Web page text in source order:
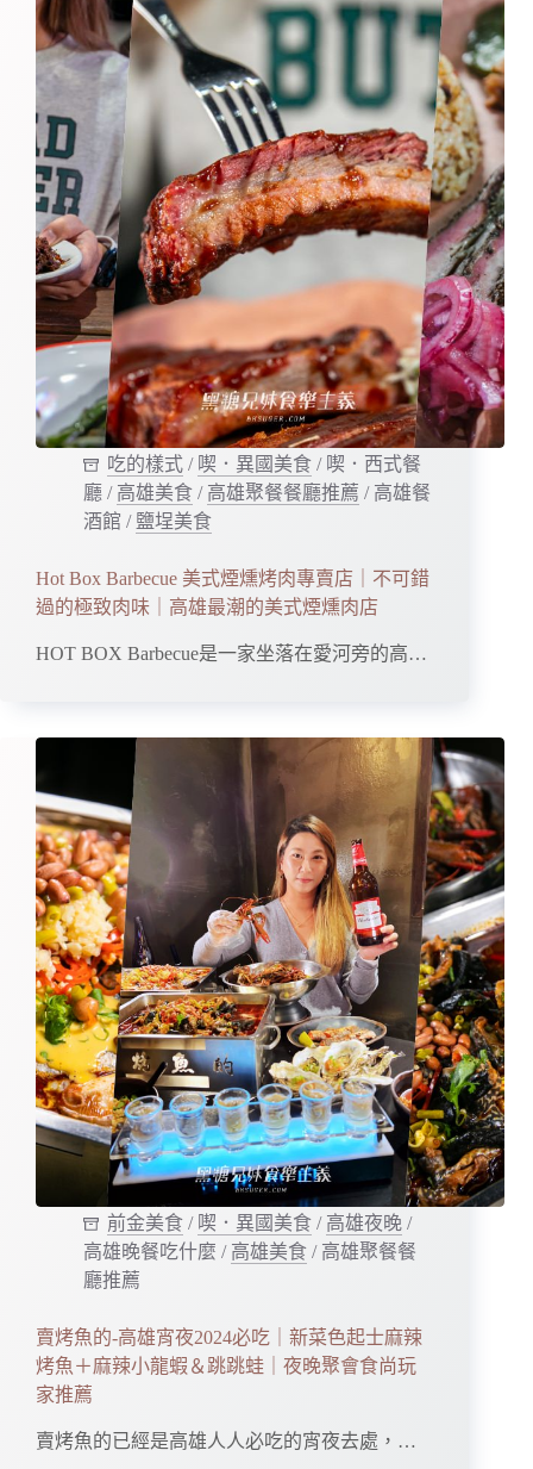
吃的樣式 / 喫．異國美食 / 喫．西式餐
廳 / 高雄美食 / 高雄聚餐餐廳推薦 / 高雄餐
酒館 / 鹽埕美食
Hot Box Barbecue 美式煙燻烤肉專賣店｜不可錯
過的極致肉味｜高雄最潮的美式煙燻肉店
HOT BOX Barbecue是一家坐落在愛河旁的高…
前金美食 / 喫．異國美食 / 高雄夜晚 /
高雄晚餐吃什麼 / 高雄美食 / 高雄聚餐餐
廳推薦
賣烤魚的-高雄宵夜2024必吃｜新菜色起士麻辣
烤魚＋麻辣小龍蝦＆跳跳蛙｜夜晚聚會食尚玩
家推薦
賣烤魚的已經是高雄人人必吃的宵夜去處，…